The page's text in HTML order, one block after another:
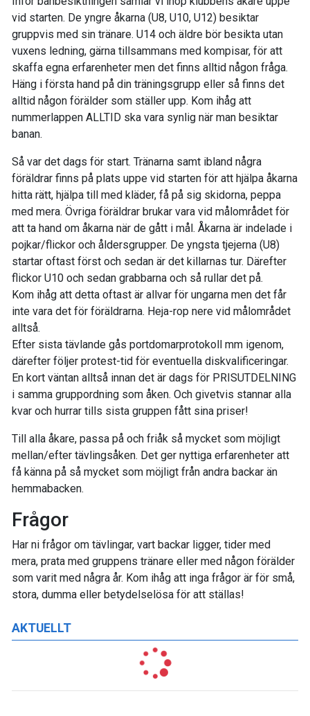
AKTUELLT
vid starten. De yngre åkarna (U8, U10, U12) besiktar
gruppvis med sin tränare. U14 och äldre bör besikta utan
vuxens ledning, gärna tillsammans med kompisar, för att
skaffa egna erfarenheter men det finns alltid någon fråga.
Häng i första hand på din träningsgrupp eller så finns det
alltid någon förälder som ställer upp. Kom ihåg att
nummerlappen ALLTID ska vara synlig när man besiktar
banan.
Så var det dags för start. Tränarna samt ibland några
föräldrar finns på plats uppe vid starten för att hjälpa åkarna
hitta rätt, hjälpa till med kläder, få på sig skidorna, peppa
med mera. Övriga föräldrar brukar vara vid målområdet för
att ta hand om åkarna när de gått i mål. Åkarna är indelade i
pojkar/flickor och åldersgrupper. De yngsta tjejerna (U8)
startar oftast först och sedan är det killarnas tur. Därefter
flickor U10 och sedan grabbarna och så rullar det på.
Kom ihåg att detta oftast är allvar för ungarna men det får
inte vara det för föräldrarna. Heja-rop nere vid målområdet
alltså.
Efter sista tävlande gås portdomarprotokoll mm igenom,
därefter följer protest-tid för eventuella diskvalificeringar.
En kort väntan alltså innan det är dags för PRISUTDELNING
i samma gruppordning som åken. Och givetvis stannar alla
kvar och hurrar tills sista gruppen fått sina priser!
Till alla åkare, passa på och friåk så mycket som möjligt
mellan/efter tävlingsåken. Det ger nyttiga erfarenheter att
få känna på så mycket som möjligt från andra backar än
hemmabacken.
Frågor
Har ni frågor om tävlingar, vart backar ligger, tider med
mera, prata med gruppens tränare eller med någon förälder
som varit med några år. Kom ihåg att inga frågor är för små,
stora, dumma eller betydelselösa för att ställas!